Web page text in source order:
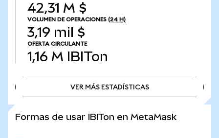
42,31 M $
VOLUMEN DE OPERACIONES (24 H)
3,19 mil $
OFERTA CIRCULANTE
1,16 M IBITon
VER MÁS ESTADÍSTICAS
Formas de usar IBITon en MetaMask